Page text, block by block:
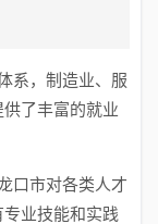
系，制造业、服
了丰富的就业
口市对各类人才
业技能和实践